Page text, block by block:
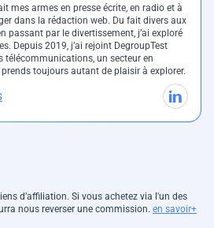
mes armes en presse écrite, en radio et à
dans la rédaction web. Du fait divers aux
passant par le divertissement, j’ai exploré
Depuis 2019, j’ai rejoint DegroupTest
télécommunications, un secteur en
toujours autant de plaisir à explorer.
d’affiliation. Si vous achetez via l'un des
nous reverser une commission. en savoir+